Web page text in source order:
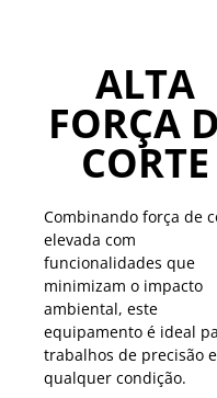
ALTA
FORÇA
CORTE
Combinando força de
elevada com
funcionalidades que
minimizam o impacto
ambiental, este
equipamento é ideal
trabalhos de precisão
qualquer condição.